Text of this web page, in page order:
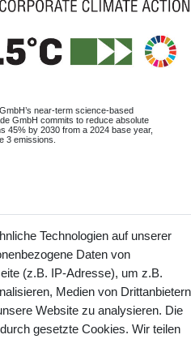
near-term science-based
GmbH commits to reduce absolute
45% by 2030 from a 2024 base year,
3 emissions.
Kontakt
Instagram
Technologien auf unserer
Daten von
(z.B. IP-Adresse), um z.B.
Medien von Drittanbietern
Website zu analysieren. Die
gesetzte Cookies. Wir teilen